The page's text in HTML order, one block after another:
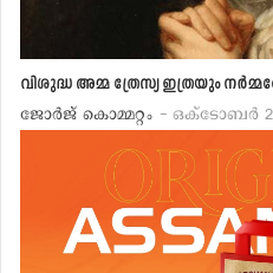
വിശുദ്ധ അമ്മ ത്രേസ്യ ഇത്രയും
ജോര്‍ജ് കൊമ്മറ്റം - ഒക്ടോബര്‍